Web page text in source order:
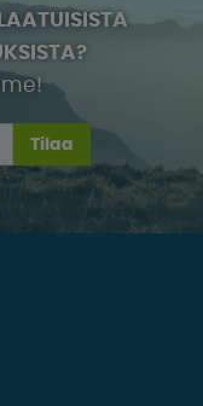
Tilaa